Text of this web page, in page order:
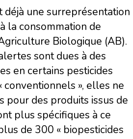
déjà une surreprésentation
la consommation de
Biologique (AB).
sont dues à des
en certains pesticides
conventionnels », elles ne
pour des produits issus de
plus spécifiques à ce
de 300 « biopesticides